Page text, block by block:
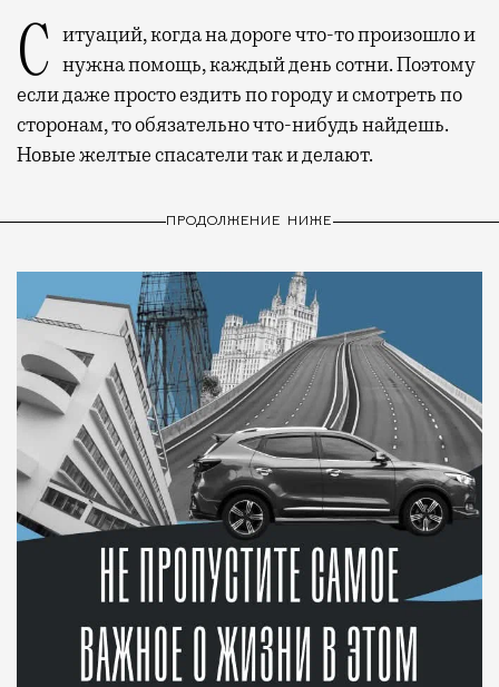
Ситуаций, когда на дороге что-то произошло и нужна помощь, каждый день сотни. Поэтому
если даже просто ездить по городу и смотреть по
сторонам, то обязательно что-нибудь найдешь.
Новые желтые спасатели так и делают.
ПРОДОЛЖЕНИЕ НИЖЕ